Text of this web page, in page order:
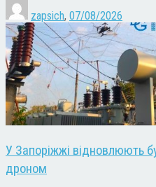
zapsich, 07/08/2026
У Запоріжжі відновлюють
дроном